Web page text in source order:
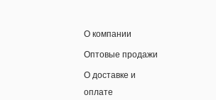
О компании
Оптовые продажи
О доставке и
оплате